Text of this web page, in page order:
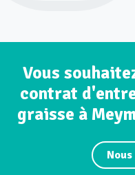
Vous
contrat
graisse à